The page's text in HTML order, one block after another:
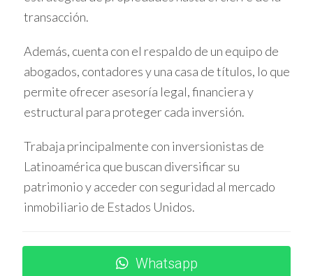
informadas y justas.
HISTORIAL DEL INQUILINO
El análisis del historial como arrendatario aporta
información valiosa sobre la conducta pasada respecto a
referencias de anteriores contratos es una práctica
recomendada.
Evaluación de antecedentes de alquiler
el candidato cumplió con las cláusulas contractuales, si
hubo retrasos o conflictos y cómo fue el cuidado de la
transacción.
Además, cuenta con el respaldo de un equipo de
abogados, contadores y una casa de títulos, lo que
permite ofrecer asesoría legal, financiera y
estructural para proteger cada inversión.
Trabaja principalmente con inversionistas de
Latinoamérica que buscan diversificar su
patrimonio y acceder con seguridad al mercado
inmobiliario de Estados Unidos.
Whatsapp